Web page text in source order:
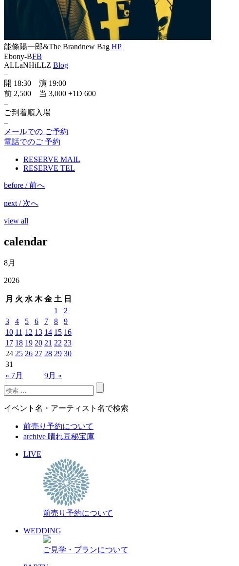
能條陽一郎&The Brandnew Bag HP
Ebony-BFB
ALLaNHiLLZ Blog
–
開 18:30 演 19:00
前 2,500 当 3,000 +1D 600
–
ご到着順入場
–
メールでの ご予約
電話でのご 予約
RESERVE MAIL
RESERVE TEL
before / 前へ
next / 次へ
view all
calendar
8月
2026
月 火 水 木 金 土 日
« 7月 9月 »
1
2
3
4 5 6 7 8
9
10 11 12 13 14 15 16
17 18 19 20 21 22 23
24 25 26 27 28 29 30
31
イベント名・アーティスト名で検索
前売り予約について
archive 晴れ豆秘宝庫
LIVE
前売り予約について
WEDDING
ご見学・プランについて